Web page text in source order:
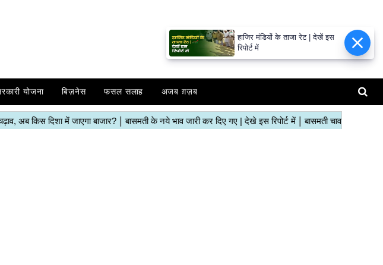
योजना बिज़नेस फसल सलाह अजब ग़ज़ब
हाजिर मंडियों के ताजा रेट | देखें इस
रिपोर्ट में